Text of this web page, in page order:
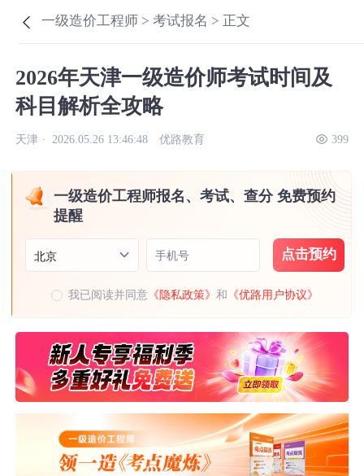
一级造价工程师 >考试报名 > 正文
2026年天津一级造价师考试时间及
科目解析全攻略
天津 · 2026.05.26 13:46:48 优路教育 399
一级造价工程师报名、考试、查分 免费预约
提醒
北京 手机号 点击预约
我已阅读并同意 《隐私政策》和 《优路用户协议》